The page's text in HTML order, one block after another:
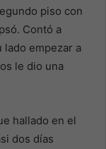
piso con
Contó a
lado empezar a
le dio una
hallado en el
dos días